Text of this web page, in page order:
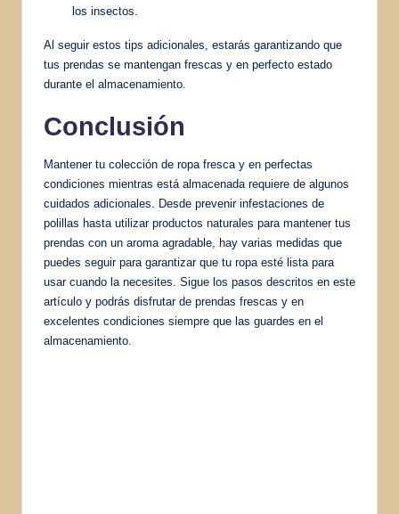
los insectos.
Al seguir estos tips adicionales, estarás garantizando que
tus prendas se mantengan frescas y en perfecto estado
durante el almacenamiento.
Conclusión
Mantener tu colección de ropa fresca y en perfectas
condiciones mientras está almacenada requiere de algunos
cuidados adicionales. Desde prevenir infestaciones de
polillas hasta utilizar productos naturales para mantener tus
prendas con un aroma agradable, hay varias medidas que
puedes seguir para garantizar que tu ropa esté lista para
usar cuando la necesites. Sigue los pasos descritos en este
artículo y podrás disfrutar de prendas frescas y en
excelentes condiciones siempre que las guardes en el
almacenamiento.